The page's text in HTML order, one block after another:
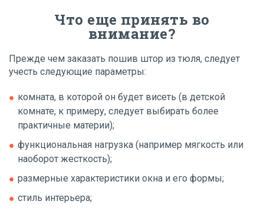
Что еще принять во
внимание?
Прежде чем заказать пошив штор из тюля, следует
учесть следующие параметры:
комната, в которой он будет висеть (в детской
комнате, к примеру, следует выбирать более
практичные материи);
функциональная нагрузка (например мягкость или
наоборот жесткость);
размерные характеристики окна и его формы;
стиль интерьера;